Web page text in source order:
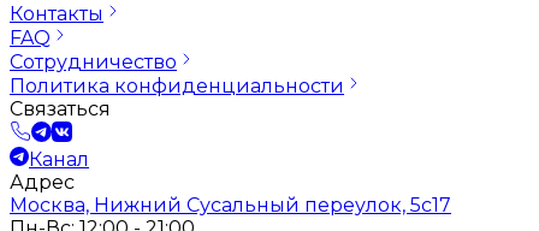
Контакты
FAQ
Сотрудничество
Политика конфиденциальности
Связаться
Канал
Адрес
Москва, Нижний Сусальный переулок, 5с17